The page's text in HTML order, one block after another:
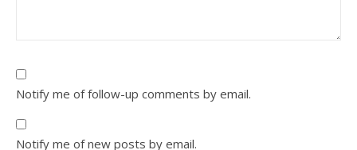
Notify me of follow-up comments by email.
Notify me of new posts by email.